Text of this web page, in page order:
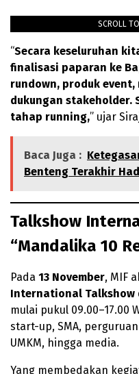
SCROLL
“Secara keseluruhan
finalisasi paparan ke
rundown, produk
dukungan stakeholder.
tahap running,” ujar
Baca Juga :
Benteng Terakhir
Talkshow
“Mandalika 10
Pada 13 November, MIF
International Talkshow
mulai pukul 09.00–17.00
start-up, SMA,
UMKM, hingga media.
Yang membedakan